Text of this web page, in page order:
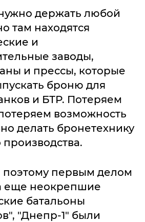
держать любой
там находятся
и
заводы,
и прессы, которые
броню для
и БТР. Потеряем
возможность
делать бронетехнику
производства.
поэтому первым делом
еще неокрепшие
батальоны
"Днепр-1" были